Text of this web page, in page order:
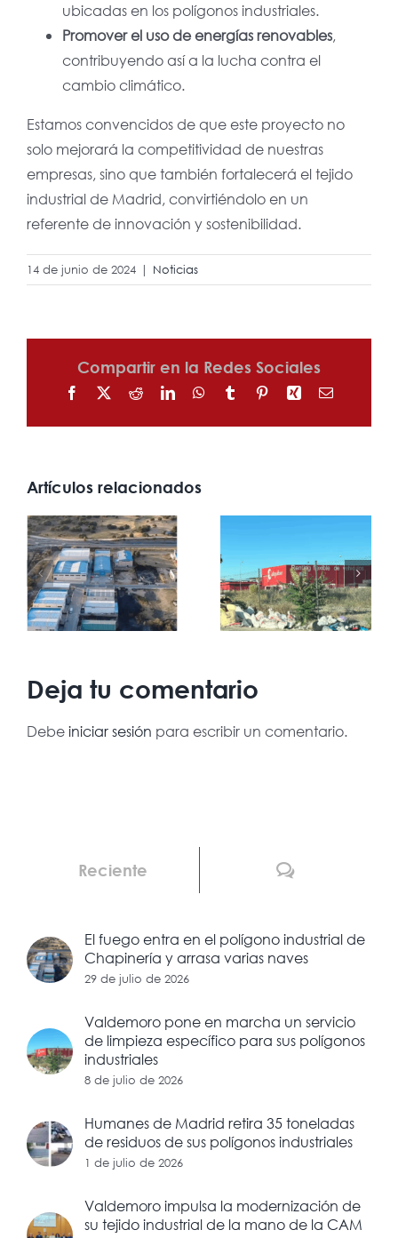
ubicadas en los polígonos industriales.
Promover el uso de energías renovables,
contribuyendo así a la lucha contra el
cambio climático.
Estamos convencidos de que este proyecto no
solo mejorará la competitividad de nuestras
empresas, sino que también fortalecerá el tejido
industrial de Madrid, convirtiéndolo en un
referente de innovación y sostenibilidad.
14 de junio de 2024 | Noticias
Compartir en la Redes Sociales
Facebook RedditLinkedInWhatsApp
Tumblr PinterestXing Correo
Artículos relacionados
Deja tu comentario
Debeiniciar sesión para escribir un comentario.
Reciente Comentarios
El fuego entra en el polígono industrial de
Chapinería y arrasa varias naves
29 de julio de 2026
Valdemoro pone en marcha un servicio
de limpieza específico para sus polígonos
industriales
8 de julio de 2026
Humanes de Madrid retira 35 toneladas
de residuos de sus polígonos industriales
1 de julio de 2026
Valdemoro impulsa la modernización de
su tejido industrial de la mano de la CAM